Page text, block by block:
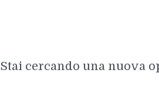
Stai cercando una nuova